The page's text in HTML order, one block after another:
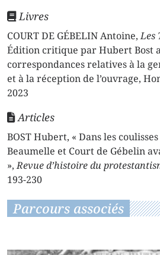
Livres
COURT DE GÉBELIN Antoine,Les
Édition critique par Hubert Bost
correspondances relatives à la
et à la réception de l’ouvrage,
2023
Articles
BOST Hubert, « Dans les
Beaumelle et Court de Gébelin
»,Revue d’histoire du
193-230
Parcours associés